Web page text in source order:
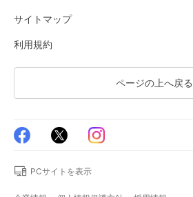
サイトマップ
利用規約
ページの上へ戻る
PCサイトを表示